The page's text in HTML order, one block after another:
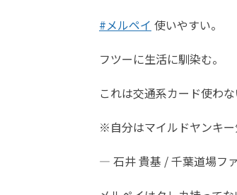
#メルペイ 使いやすい。
フツーに生活に馴染む。
これは交通系カード使わ
※自分はマイルドヤンキ
— 石井 貴基 / 千葉道場フ